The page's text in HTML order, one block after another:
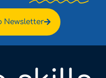
Newsletter